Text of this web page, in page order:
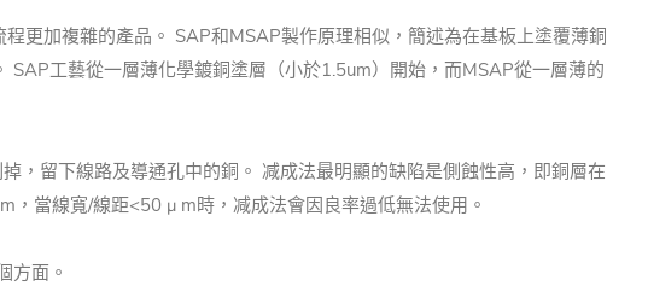
更加複雜的產品。 SAP和MSAP製作原理相似，簡述為在基板上塗覆薄銅
工藝從一層薄化學鍍銅塗層（小於1.5um）開始，而MSAP從一層薄的
，留下線路及導通孔中的銅。 减成法最明顯的缺陷是側蝕性高，即銅層在
當線寬/線距<50 μ m時，减成法會因良率過低無法使用。
方面。